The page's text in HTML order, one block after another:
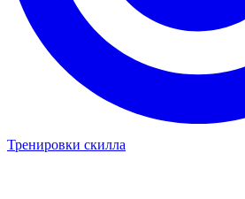
Тренировки скилла